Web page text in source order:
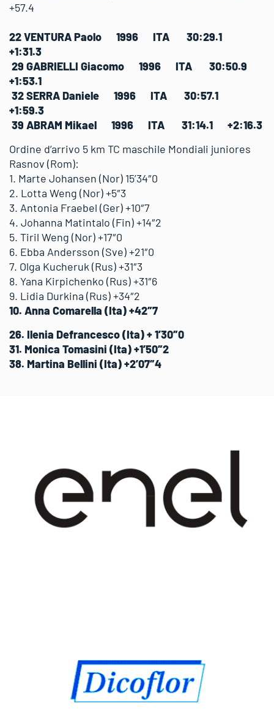
+57.4
22 VENTURA Paolo 1996 ITA 30:29.1
+1:31.3
29 GABRIELLI Giacomo 1996 ITA 30:50.9
+1:53.1
32 SERRA Daniele 1996 ITA 30:57.1
+1:59.3
39 ABRAM Mikael 1996 ITA 31:14.1 +2:16.3
Ordine d’arrivo 5 km TC maschile Mondiali juniores
Rasnov (Rom):
1. Marte Johansen (Nor) 15’34″0
2. Lotta Weng (Nor) +5″3
3. Antonia Fraebel (Ger) +10″7
4. Johanna Matintalo (Fin) +14″2
5. Tiril Weng (Nor) +17″0
6. Ebba Andersson (Sve) +21″0
7. Olga Kucheruk (Rus) +31″3
8. Yana Kirpichenko (Rus) +31″6
9. Lidia Durkina (Rus) +34″2
10. Anna Comarella (Ita) +42″7
26. Ilenia Defrancesco (Ita) + 1’30″0
31. Monica Tomasini (Ita) +1’50″2
38. Martina Bellini (Ita) +2’07″4